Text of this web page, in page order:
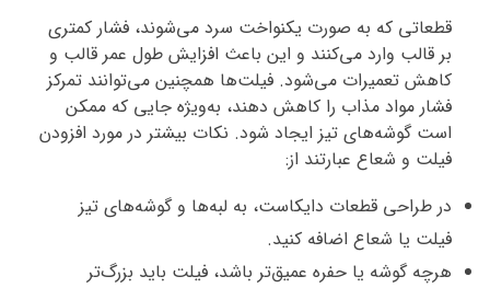
قطعاتی که به صورت یکنواخت سرد می‌شوند، فشار کمتری
بر قالب وارد می‌کنند و این باعث افزایش طول عمر قالب و
کاهش تعمیرات می‌شود. فیلت‌ها همچنین می‌توانند تمرکز
فشار مواد مذاب را کاهش دهند، به‌ویژه جایی که ممکن
است گوشه‌های تیز ایجاد شود. نکات بیشتر در مورد افزودن
فیلت و شعاع عبارتند از:
در طراحی قطعات دایکاست، به لبه‌ها و گوشه‌های تیز
فیلت یا شعاع اضافه کنید.
هرچه گوشه یا حفره عمیق‌تر باشد، فیلت باید بزرگ‌تر